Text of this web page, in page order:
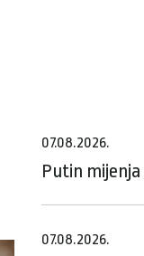
07.08.2026.
Putin
07.08.2026.